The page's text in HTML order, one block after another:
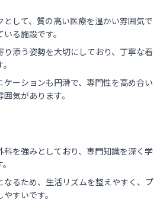
して、質の高い医療を温かい雰囲気で
る施設です。
り添う姿勢を大切にしており、丁寧な看
ケーションも円滑で、専門性を高め合い
気があります。
を強みとしており、専門知識を深く学
なるため、生活リズムを整えやすく、プ
すいです。